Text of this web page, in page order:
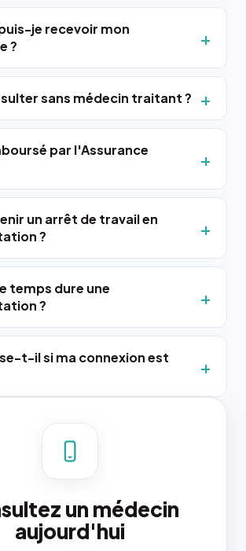
je recevoir mon
?
sans médecin traitant ?
par l'Assurance
un arrêt de travail en
?
temps dure une
?
t-il si ma connexion est
un médecin
aujourd'hui